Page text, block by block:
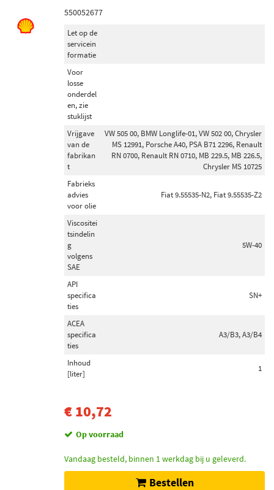
Toon meer
Niet op voorraad (262)
Op voorraad (109)
550052677
Let op de
servicein
formatie
Voor
losse
onderdel
en, zie
stuklijst
Vrijgave
van de
fabrikan
t
VW 505 00, BMW Longlife-01, VW 502 00, Chrysler
MS 12991, Porsche A40, PSA B71 2296, Renault
RN 0700, Renault RN 0710, MB 229.5, MB 226.5,
Chrysler MS 10725
Fabrieks
advies
voor olie
Fiat 9.55535-N2, Fiat 9.55535-Z2
Viscositei
tsindelin
g
volgens
SAE
5W-40
API
specifica
ties
SN+
ACEA
specifica
ties
A3/B3, A3/B4
Inhoud
[liter]
1
€ 10,72
Op voorraad
Vandaag besteld, binnen 1 werkdag bij u geleverd.
Bestellen